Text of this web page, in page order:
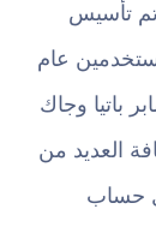
تم تأسيس
وطرحها للمستخدمين عام
باتيا وجاك
العديد من
حساب